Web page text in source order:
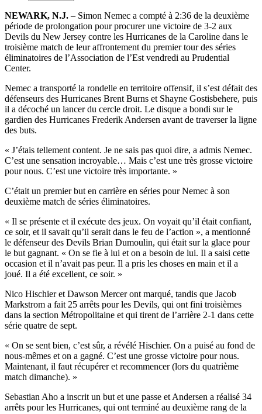
NEWARK, N.J. – Simon Nemec a compté à 2:36 de la deuxième
période de prolongation pour procurer une victoire de 3-2 aux
Devils du New Jersey contre les Hurricanes de la Caroline dans le
troisième match de leur affrontement du premier tour des séries
éliminatoires de l’Association de l’Est vendredi au Prudential
Center.
Nemec a transporté la rondelle en territoire offensif, il s’est défait des
défenseurs des Hurricanes Brent Burns et Shayne Gostisbehere, puis
il a décoché un lancer du cercle droit. Le disque a bondi sur le
gardien des Hurricanes Frederik Andersen avant de traverser la ligne
des buts.
« J’étais tellement content. Je ne sais pas quoi dire, a admis Nemec.
C’est une sensation incroyable… Mais c’est une très grosse victoire
pour nous. C’est une victoire très importante. »
C’était un premier but en carrière en séries pour Nemec à son
deuxième match de séries éliminatoires.
« Il se présente et il exécute des jeux. On voyait qu’il était confiant,
ce soir, et il savait qu’il serait dans le feu de l’action », a mentionné
le défenseur des Devils Brian Dumoulin, qui était sur la glace pour
le but gagnant. « On se fie à lui et on a besoin de lui. Il a saisi cette
occasion et il n’avait pas peur. Il a pris les choses en main et il a
joué. Il a été excellent, ce soir. »
Nico Hischier et Dawson Mercer ont marqué, tandis que Jacob
Markstrom a fait 25 arrêts pour les Devils, qui ont fini troisièmes
dans la section Métropolitaine et qui tirent de l’arrière 2-1 dans cette
série quatre de sept.
« On se sent bien, c’est sûr, a révélé Hischier. On a puisé au fond de
nous-mêmes et on a gagné. C’est une grosse victoire pour nous.
Maintenant, il faut récupérer et recommencer (lors du quatrième
match dimanche). »
Sebastian Aho a inscrit un but et une passe et Andersen a réalisé 34
arrêts pour les Hurricanes, qui ont terminé au deuxième rang de la